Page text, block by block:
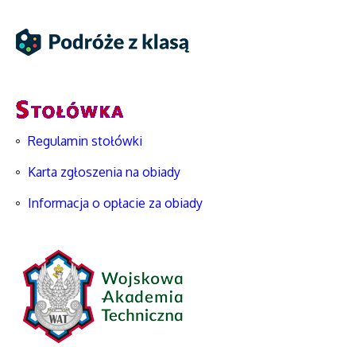
Regulamin stołówki
Karta zgłoszenia na obiady
Informacja o opłacie za obiady